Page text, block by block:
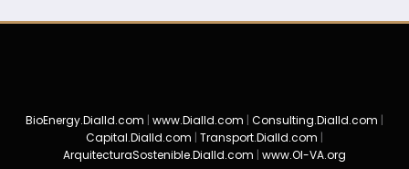
| |
|
Capital.Dialld.com|Transport.Dialld.com|
ArquitecturaSostenible.Dialld.com|www.OI-VA.org